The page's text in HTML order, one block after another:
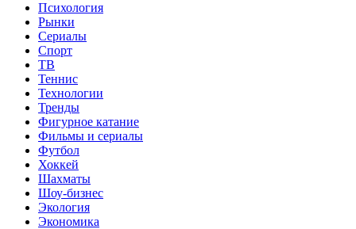
Психология
Рынки
Сериалы
Спорт
ТВ
Теннис
Технологии
Тренды
Фигурное катание
Фильмы и сериалы
Футбол
Хоккей
Шахматы
Шоу-бизнес
Экология
Экономика